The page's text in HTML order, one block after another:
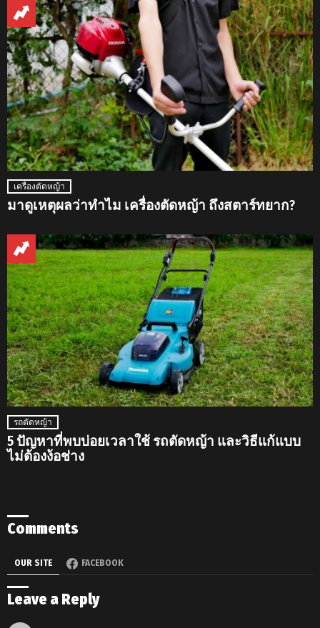
เครื่องตัดหญ้า
มาดูเหตุผลว่าทำไม เครื่องตัดหญ้า ถึงสตาร์ทยาก?
รถตัดหญ้า
5 ปัญหาที่พบบ่อยเวลาใช้ รถตัดหญ้า และวิธีแก้แบบ
ไม่ต้องง้อช่าง
Comments
OUR SITE FACEBOOK
Leave a Reply